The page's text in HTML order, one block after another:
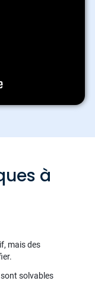
à
mais des
solvables